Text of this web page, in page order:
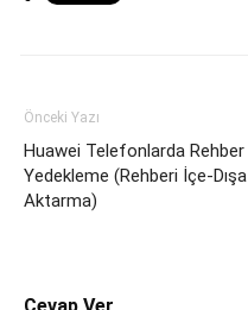
Önceki Yazı
Huawei Telefonlarda Rehber
Yedekleme (Rehberi İçe-Dışa
Aktarma)